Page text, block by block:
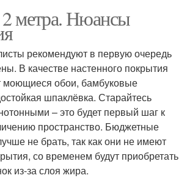
метра. Нюансы
рекомендуют в первую очередь
В качестве настенного покрытия
моющиеся обои, бамбуковые
шпаклёвка. Старайтесь
– это будет первый шаг к
пространство. Бюджетные
не брать, так как они не имеют
со временем будут приобретать
из-за слоя жира.